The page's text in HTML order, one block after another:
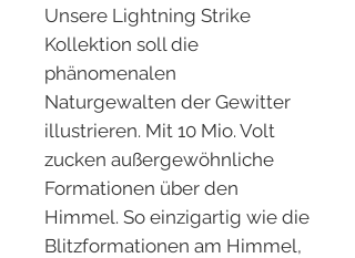
Unsere Lightning Strike
Kollektion soll die
phänomenalen
Naturgewalten der Gewitter
illustrieren. Mit 10 Mio. Volt
zucken außergewöhnliche
Formationen über den
Himmel. So einzigartig wie die
Blitzformationen am Himmel,